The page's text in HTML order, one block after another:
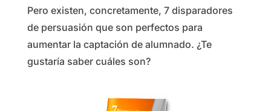
Pero existen, concretamente, 7 disparadores
de persuasión que son perfectos para
aumentar la captación de alumnado. ¿Te
gustaría saber cuáles son?